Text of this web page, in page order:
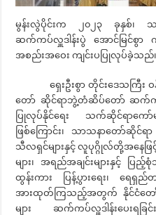
မွန်းလွဲပိုင်းက ၂၀၂၃ ခုနှစ်၊
ဆက်ကပ်လှူဒါန်းပွဲ အောင်မြင်စွာ
အစည်းအဝေး ကျင်းပပြုလုပ်ခဲ့သည်
ရှေးဦးစွာ တိုင်းဒေသကြီး ဝန်
တော် ဆိုင်ရာဘွဲ့တံဆိပ်တော် ဆက်ကပ်
ပြုလုပ်နိုင်ရေး သက်ဆိုင်ရာကော်မ
ဖြစ်ကြောင်း၊ သာသနာတော်ဆို
သီလရှင်များနှင့် လူပုဂ္ဂိုလ်တို့အနေ
များ၊ အရည်အချင်းများနှင့် ပြ
ထွန်းကား ပြန့်ပွားရေး၊ ရေ
အားထုတ်ကြသည့်အတွက် နိုင်ငံတ
များ ဆက်ကပ်လှူဒါန်းပေးရခြ